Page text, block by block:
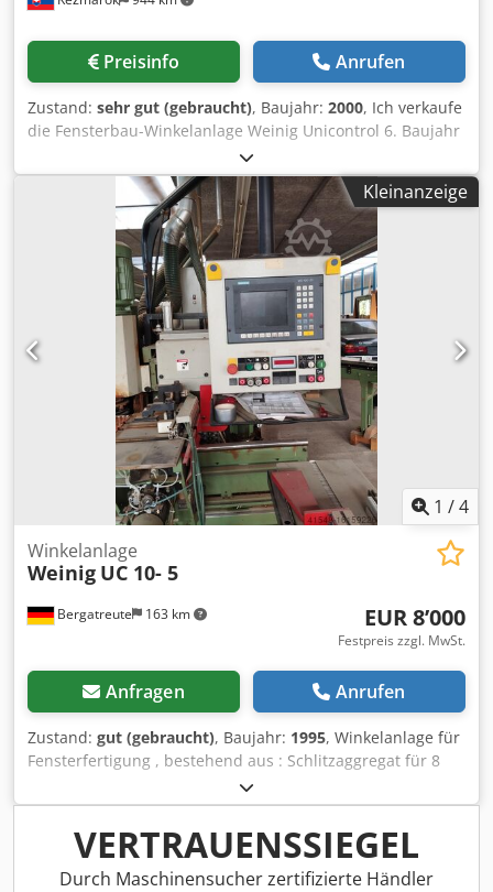
Preisinfo Anrufen
Zustand: sehr gut (gebraucht), Baujahr: 2000, Ich verkaufe
die Fensterbau-Winkelanlage Weinig Unicontrol 6. Baujahr
2000. Fräskopfe OERTLI. Chodezkmd Iopfx Ak Esa Verfugbar
gleich. Zustand sehr gut !
Kleinanzeige
1 /4
Bergatreute 163 km
Winkelanlage
Weinig UC 10- 5
EUR 8’000
Festpreis zzgl. MwSt.
Anfragen Anrufen
Zustand: gut (gebraucht), Baujahr: 1995, Winkelanlage für
Fensterfertigung , bestehend aus : Schlitzaggregat für 8
Werkzeuge mit hydraulischem Hub 75 mm ( Aufspannhöhe
600 mm ) Chedpfx Akstqft Ie Eja Fräsaggregat für 4
Werkzeuge mit hydraulischem Hub 80 mm ( Aufspannhöhe
320 mm) mit Rücklauf mit IV 68 Werkzeugen
VERTRAUENSSIEGEL
Durch Maschinensucher zertifizierte Händler